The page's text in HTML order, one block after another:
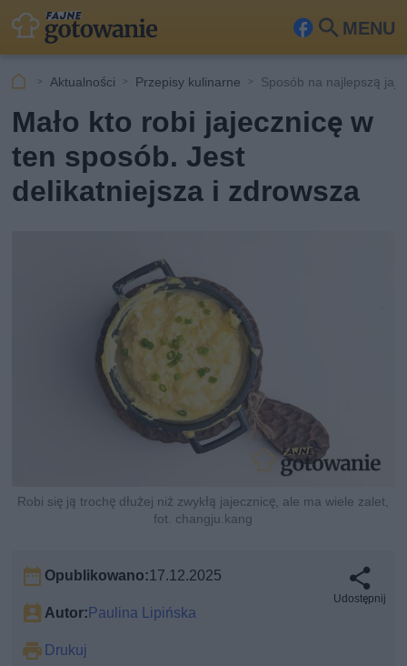
MENU
Fa
ook
Szu
Aktualności Przepisy kulinarne Sposób na najlepszą
Mało kto robi jajecznicę w
ten sposób. Jest
delikatniejsza i zdrowsza
Robi się ją trochę dłużej niż zwykłą jajecznicę, ale ma wiele zalet,
fot. changju.kang
Opublikowano:17.12.2025
Autor:Paulina Lipińska
Drukuj
Udostępnij